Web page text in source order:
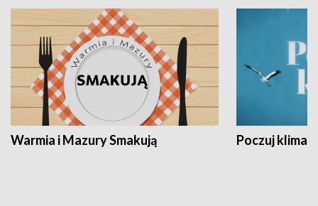
Warmia i Mazury Smakują Poczuj klimat